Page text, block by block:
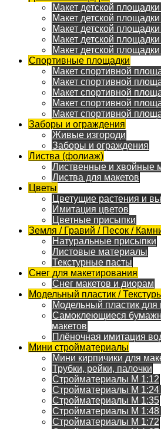
Макет детской
Макет детской
Макет детской
Макет детской
Макет детской
Спортивные площадки
Макет спортивной
Макет спортивной
Макет спортивной
Макет спортивной
Макет спортивной
Заборы и ограждения
Живые изгороди
Заборы и ограждения
Листва (фолиаж)
Лиственные и хвойные
Листва для макетов
Цветы
Цветущие растения и
Имитация цветов
Цветные присыпки
Земля / Гравий / Песок /
Натуральные присыпки
Листовые материалы
Текстурные пасты
Снег для макетирования
Снег макетов и диорам
Модельный пластик /
Модельный пластик для
Самоклеющиеся
макетов
Плёночная имитация
Мини стройматериалы
Мини кирпичики для
Трубки, рейки, палочки
Стройматериалы M 1:12
Стройматериалы M 1:24
Стройматериалы M 1:35
Стройматериалы M 1:48
Стройматериалы M 1:72